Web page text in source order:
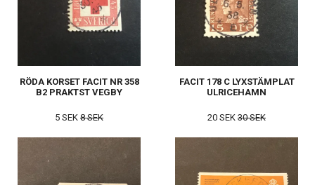
RÖDA KORSET FACIT NR 358
B2 PRAKTST VEGBY
5 SEK 8 SEK
FACIT 178 C LYXSTÄMPLAT
ULRICEHAMN
20 SEK 30 SEK